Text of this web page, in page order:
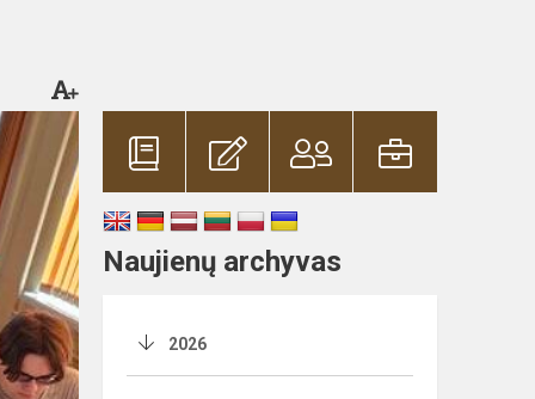
Naujienų archyvas
2026